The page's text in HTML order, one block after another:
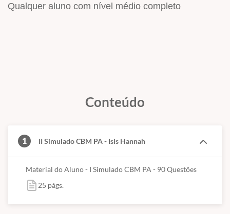
Qualquer aluno com nível médio completo
Conteúdo
1 II Simulado CBM PA - Isis Hannah
Material do Aluno - I Simulado CBM PA - 90 Questões
25 págs.